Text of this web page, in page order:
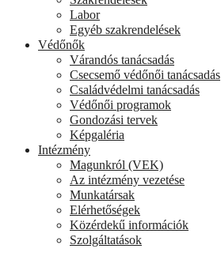
Labor
Egyéb szakrendelések
Védőnők
Várandós tanácsadás
Csecsemő védőnői tanácsadás
Családvédelmi tanácsadás
Védőnői programok
Gondozási tervek
Képgaléria
Intézmény
Magunkról (VEK)
Az intézmény vezetése
Munkatársak
Elérhetőségek
Közérdekű információk
Szolgáltatások